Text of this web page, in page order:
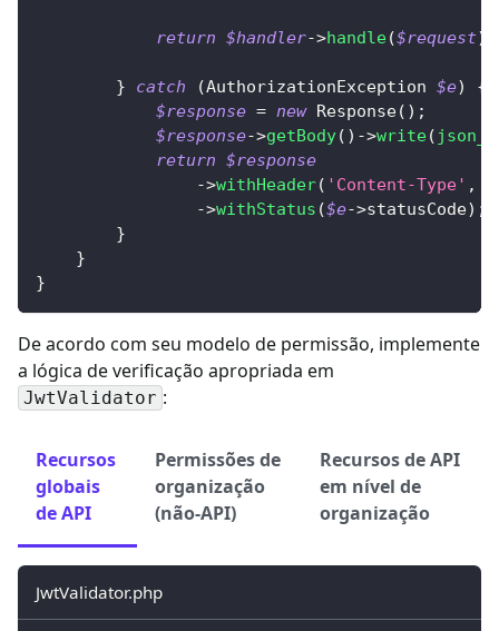
return $handler->handle($request)
} catch (AuthorizationException $e)
{
$response = new Response( ) ;
$response->getBody( ) ->write(
return $response
->withHeader( 'Content-Type' ,
->withStatus ($e->statusCode) ;
}
}
}
De acordo com seu modelo de permissão, implemente
a lógica de verificação apropriada em
JwtValidator :
Recursos
globais
de API
Permissões de
organização
(não-API)
Recursos de API
em nível de
organização
JwtValidator.php